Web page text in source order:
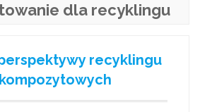
dla recyklingu
recyklingu